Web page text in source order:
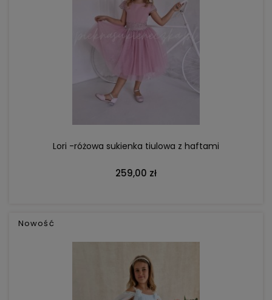
Lori -różowa sukienka tiulowa z haftami
259,00 zł
Nowość